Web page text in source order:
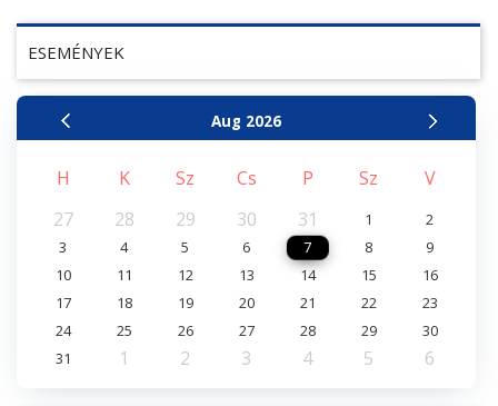
ESEMÉNYEK
Aug 2026
H K Sz Cs P Sz
V
27
28 29 30 31 1
2
3
4 5 6 7 8
9
10
11 12 13 14 15
16
17
18 19 20 21 22
23
24
25 26 27 28 29
30
31
1 2 3 4 5 6